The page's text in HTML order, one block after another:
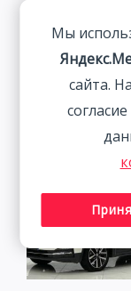
| Арт. CA6673
2 027 800₽
Мы
сайта.